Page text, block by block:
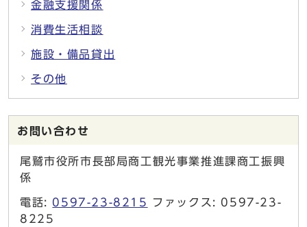
金融支援関係
消費生活相談
施設・備品貸出
その他
お問い合わせ
尾鷲市役所市長部局商工観光事業推進課商工振興
係
電話: 0597-23-8215
ファックス: 0597-23-
8225